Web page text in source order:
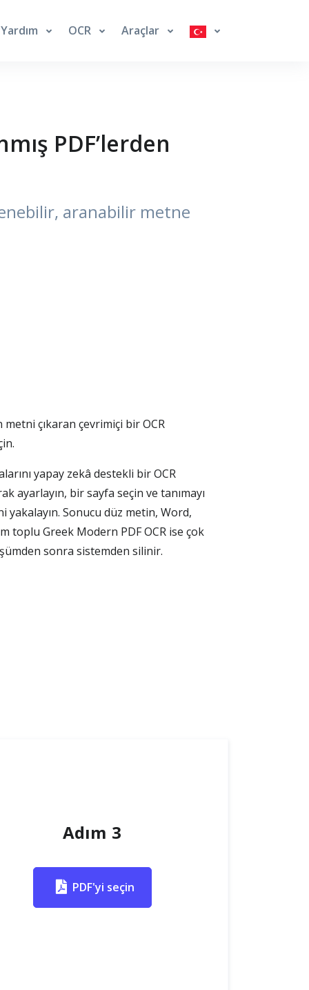
Yardım OCR Araçlar
PDF’lerden
aranabilir metne
çıkaran çevrimiçi bir OCR
yapay zekâ destekli bir OCR
bir sayfa seçin ve tanımayı
Sonucu düz metin, Word,
toplu Greek Modern PDF OCR ise çok
sonra sistemden silinir.
Adım 3
PDF'yi seçin